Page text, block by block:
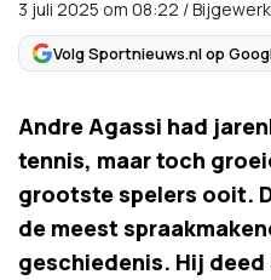
3 juli 2025 om 08:22 /
Volg Sportnieuws.nl op
Andre Agassi had
tennis, maar toch
grootste spelers ooit.
de meest
geschiedenis. Hij